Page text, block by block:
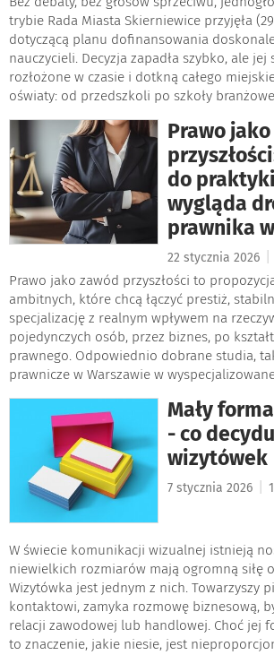
trybie Rada Miasta Skierniewice przyjęła
dotyczącą planu dofinansowania
nauczycieli. Decyzja zapadła szybko, ale
rozłożone w czasie i dotkną całego
oświaty: od przedszkoli po szkoły
Prawo
do
wygląda
prawnika
22 stycznia 2026
Prawo jako zawód przyszłości to
ambitnych, które chcą łączyć prestiż,
specjalizację z realnym wpływem na
pojedynczych osób, przez biznes, po
prawnego. Odpowiednio dobrane studia,
prawnicze w Warszawie w
Mały
- co
wizytówek
7 stycznia 2026
W świecie komunikacji wizualnej istnieją
niewielkich rozmiarów mają ogromną siłę
Wizytówka jest jednym z nich. Towarzyszy
kontaktowi, zamyka rozmowę biznesową,
relacji zawodowej lub handlowej. Choć jej
to znaczenie, jakie niesie, jest